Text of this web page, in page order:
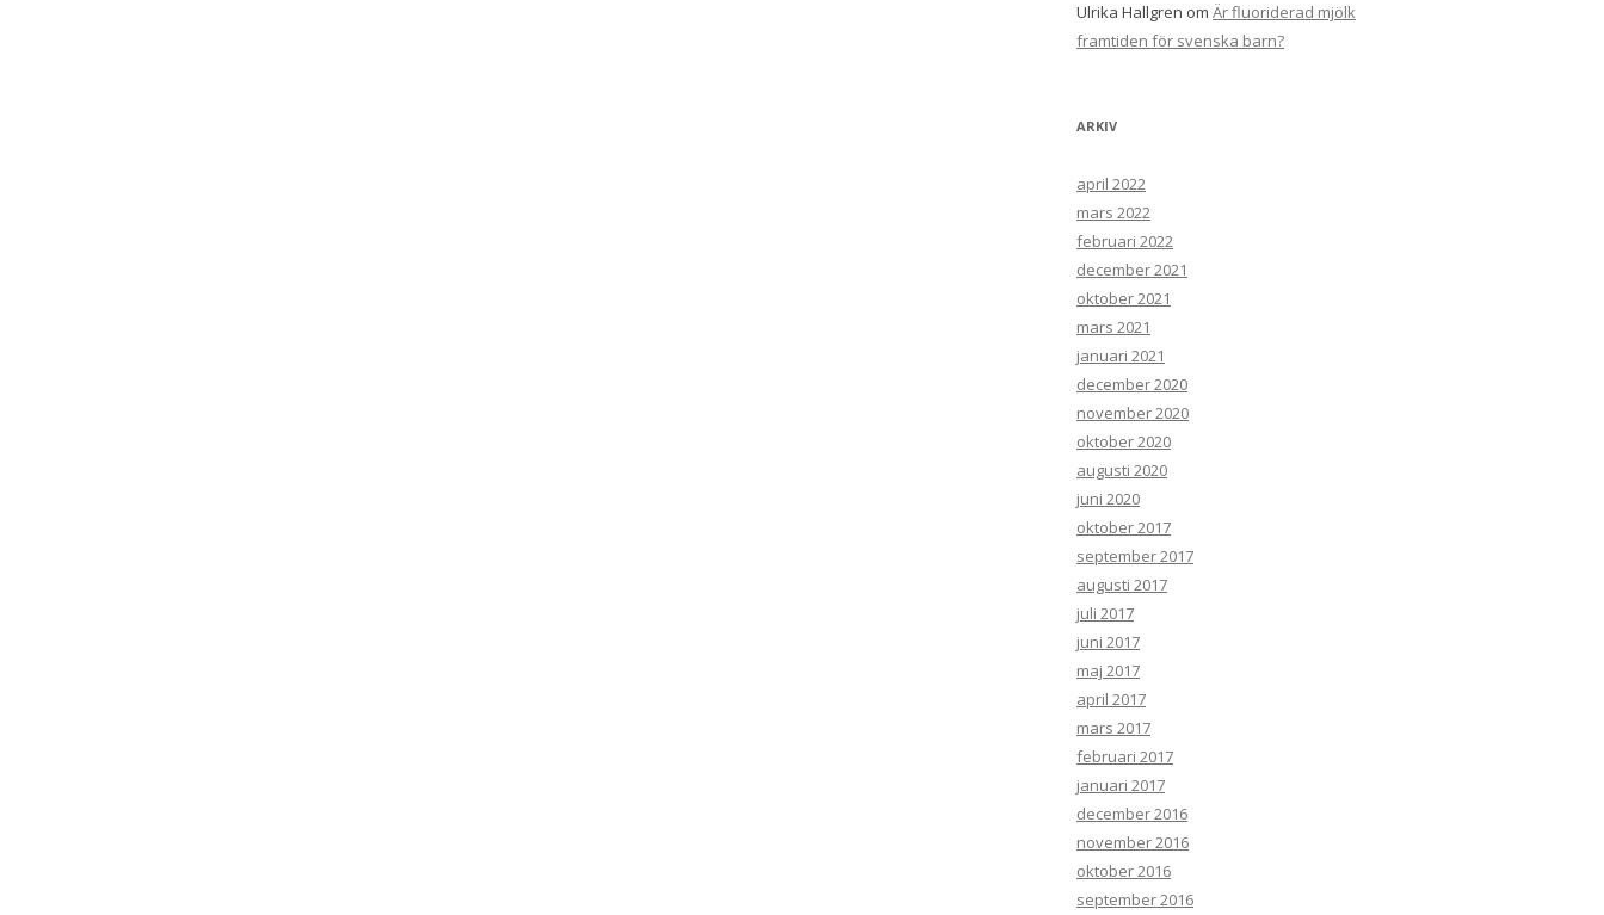
Ulrika Hallgren om Är fluoriderad mjölk
framtiden för svenska barn?
ARKIV
april 2022
mars 2022
februari 2022
december 2021
oktober 2021
mars 2021
januari 2021
december 2020
november 2020
oktober 2020
augusti 2020
juni 2020
oktober 2017
september 2017
augusti 2017
juli 2017
juni 2017
maj 2017
april 2017
mars 2017
februari 2017
januari 2017
december 2016
november 2016
oktober 2016
september 2016